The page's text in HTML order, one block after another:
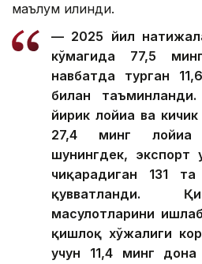
маълум қилинди.
— 2025 йил
кўмагида 77,5
навбатда турган
билан
йирик лойиҳа ва
27,4 минг лойиҳа
шунингдек, экспорт
чиқарадиган 131
қувватланди.
маҳсулотларини
қишлоқ хўжалиги
учун 11,4 минг